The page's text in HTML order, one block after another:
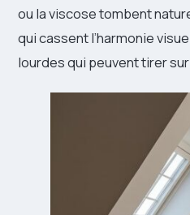
ou la viscose tombent
qui cassent l’harmonie
lourdes qui peuvent tirer